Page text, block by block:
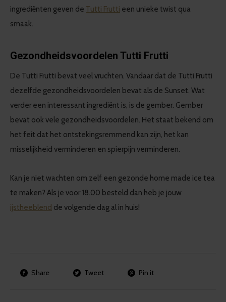
ingrediënten geven de Tutti Frutti een unieke twist qua
smaak.
Gezondheidsvoordelen Tutti Frutti
De Tutti Frutti bevat veel vruchten. Vandaar dat de Tutti Frutti
dezelfde gezondheidsvoordelen bevat als de Sunset. Wat
verder een interessant ingrediënt is, is de gember. Gember
bevat ook vele gezondheidsvoordelen. Het staat bekend om
het feit dat het ontstekingsremmend kan zijn, het kan
misselijkheid verminderen en spierpijn verminderen.
Kan je niet wachten om zelf een gezonde home made ice tea
te maken? Als je voor 18.00 besteld dan heb je jouw
ijstheeblend de volgende dag al in huis!
Share Tweet Pin it